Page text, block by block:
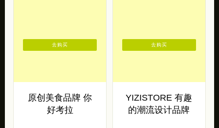
原创美食品牌 你
好考拉
去购买
YIZISTORE 有趣
的潮流设计品牌
去购买